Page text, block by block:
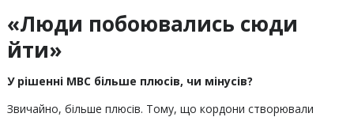
«Люди побоювались сюди
йти»
У рішенні МВС більше плюсів, чи мінусів?
Звичайно, більше плюсів. Тому, що кордони створювали